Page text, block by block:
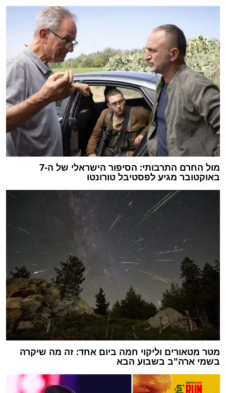
מול החרם התרבותי: הסיפור הישראלי של ה-7
באוקטובר מגיע לפסטיבל טורונטו
מטר מטאורים וליקוי חמה ביום אחד: זה מה שיקרה
בשמי ארה"ב בשבוע הבא